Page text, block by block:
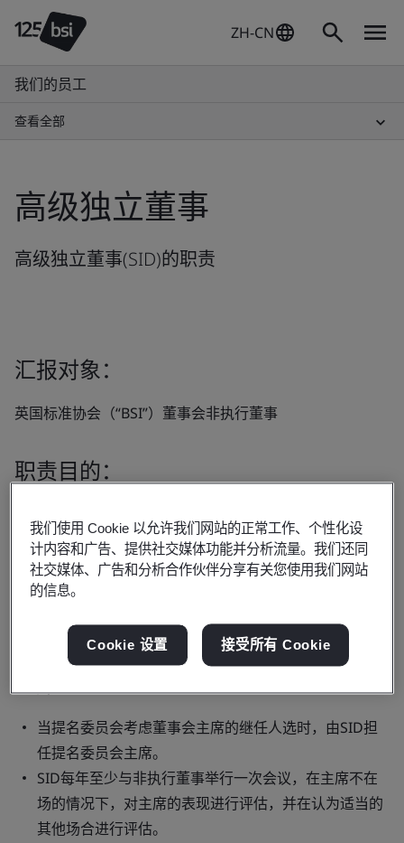
ZH-CN
我们的员工
查看全部
高级独立董事
高级独立董事(SID)的职责
汇报对象：
英国标准协会（“BSI”）董事会非执行董事
职责目的：
担任高级独立董事（“SID”）。除董事任命书所述非执行董
事的一般职责外，高级独立董事还需履行以下职责。
职责：
当提名委员会考虑董事会主席的继任人选时，由SID担
任提名委员会主席。
SID每年至少与非执行董事举行一次会议，在主席不在
场的情况下，对主席的表现进行评估，并在认为适当的
其他场合进行评估。
我们使用 Cookie 以允许我们网站的正常工作、个性化设
计内容和广告、提供社交媒体功能并分析流量。我们还同
社交媒体、广告和分析合作伙伴分享有关您使用我们网站
的信息。
Cookie 设置 接受所有 Cookie